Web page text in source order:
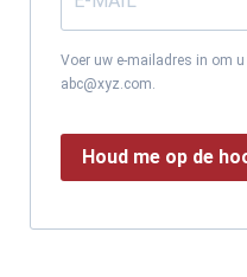
Voer uw e-mailadres in om
abc@xyz.com.
Houd me op de